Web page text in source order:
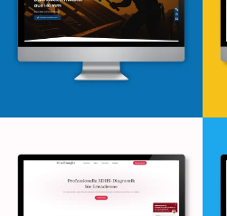
Webdesign & -entwicklung